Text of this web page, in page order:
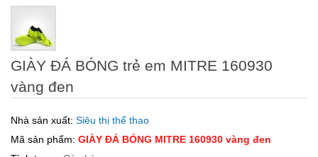
GIÀY ĐÁ BÓNG trẻ em MITRE 160930
vàng đen
Nhà sản xuất: Siêu thị thể thao
Mã sản phẩm: GIÀY ĐÁ BÓNG MITRE 160930 vàng đen